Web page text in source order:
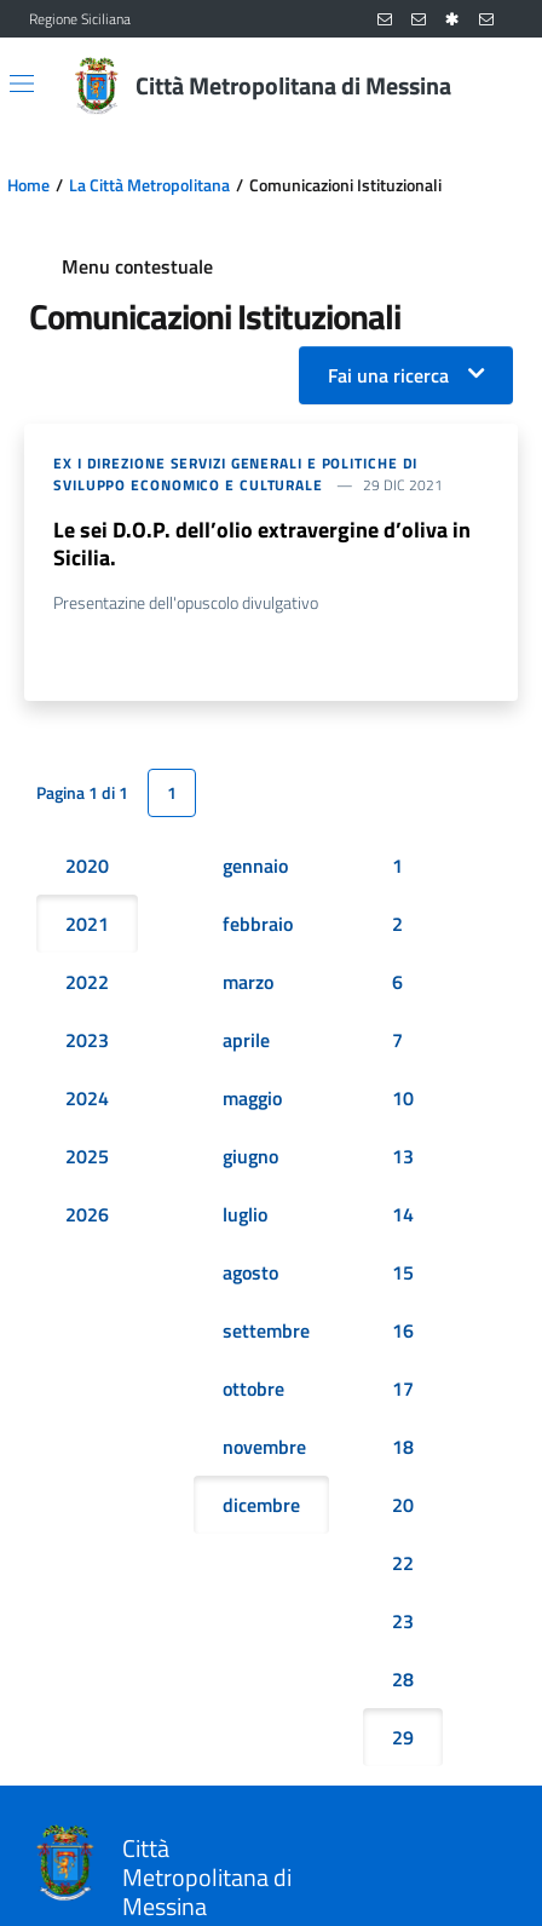
Vai al contenuto principale
Vai al menu principale
Regione Siciliana
Città Metropolitana di Messina
Home La Città Metropolitana Comunicazioni Istituzionali
Menu contestuale
Comunicazioni Istituzionali
Fai una ricerca
EX I DIREZIONE SERVIZI GENERALI E POLITICHE DI
SVILUPPO ECONOMICO E CULTURALE
29 DIC 2021
Le sei D.O.P. dell’olio extravergine d’oliva in
Sicilia.
Presentazine dell'opuscolo divulgativo
Pagina 1 di 1 1
2020
2021
2022
2023
2024
2025
2026
gennaio
febbraio
marzo
aprile
maggio
giugno
luglio
agosto
settembre
ottobre
novembre
dicembre
1
2
6
7
10
13
14
15
16
17
18
20
22
23
28
29
Città
Metropolitana di
Messina